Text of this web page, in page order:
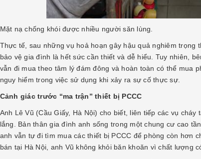
Mặt nạ chống khói được nhiều người săn lùng.
Thực tế, sau những vụ hoả hoạn gây hậu quả nghiêm
bảo vệ gia đình là hết sức cần thiết và dễ hiểu. Tuy nhiên,
vẫn đi mua theo tâm lý đám đông và hoàn toàn có thể mua
nguy hiểm trong việc sử dụng khi xảy ra sự cố thực sự.
Cảnh giác trước “ma trận” thiết bị PCCC
Anh Lê Vũ (Cầu Giấy, Hà Nội) cho biết, liên tiếp các vụ
lắng. Bản thân gia đình anh sống trong một chung cư cao
anh vẫn tự đi tìm mua các thiết bị PCCC để phòng còn hơn
bán tại Hà Nội, anh Vũ không khỏi băn khoăn vì chất lượng